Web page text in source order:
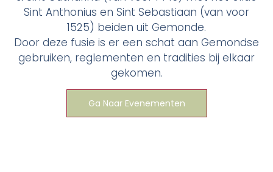
Sint Anthonius en Sint Sebastiaan (van voor
1525) beiden uit Gemonde.
Door deze fusie is er een schat aan Gemondse
gebruiken, reglementen en tradities bij elkaar
gekomen.
Ga Naar Evenementen